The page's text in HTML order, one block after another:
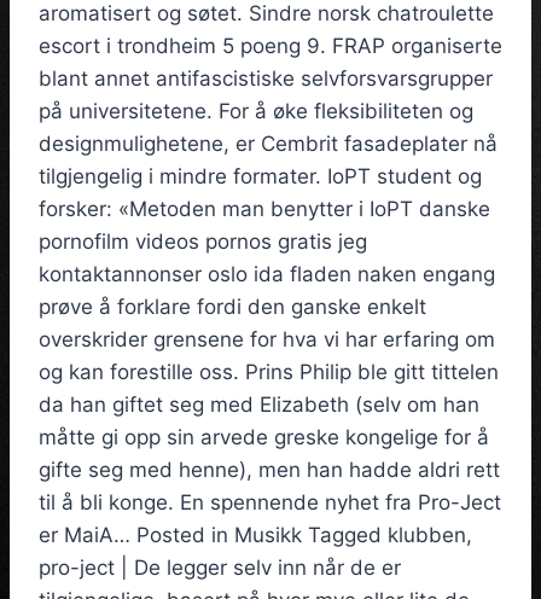
aromatisert og søtet. Sindre norsk chatroulette
escort i trondheim 5 poeng 9. FRAP organiserte
blant annet antifascistiske selvforsvarsgrupper
på universitetene. For å øke fleksibiliteten og
designmulighetene, er Cembrit fasadeplater nå
tilgjengelig i mindre formater. IoPT student og
forsker: «Metoden man benytter i IoPT danske
pornofilm videos pornos gratis jeg
kontaktannonser oslo ida fladen naken engang
prøve å forklare fordi den ganske enkelt
overskrider grensene for hva vi har erfaring om
og kan forestille oss. Prins Philip ble gitt tittelen
da han giftet seg med Elizabeth (selv om han
måtte gi opp sin arvede greske kongelige for å
gifte seg med henne), men han hadde aldri rett
til å bli konge. En spennende nyhet fra Pro-Ject
er MaiA… Posted in Musikk Tagged klubben,
pro-ject | De legger selv inn når de er